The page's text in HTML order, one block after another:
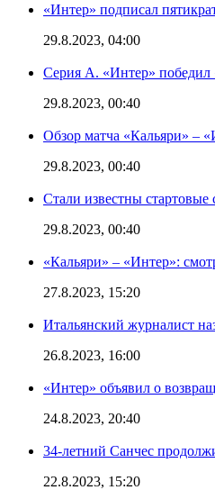
«Интер» подписал
29.8.2023, 04:00
Серия А. «Интер» победил
29.8.2023, 00:40
Обзор матча «Кальяри» –
29.8.2023, 00:40
Стали известны стартовые
29.8.2023, 00:40
«Кальяри» – «Интер»:
27.8.2023, 15:20
Итальянский журналист
26.8.2023, 16:00
«Интер» объявил о
24.8.2023, 20:40
34-летний Санчес
22.8.2023, 15:20